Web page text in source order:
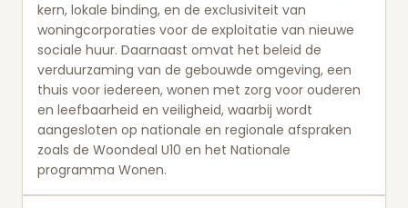
kern, lokale binding, en de exclusiviteit van
woningcorporaties voor de exploitatie van nieuwe
sociale huur. Daarnaast omvat het beleid de
verduurzaming van de gebouwde omgeving, een
thuis voor iedereen, wonen met zorg voor ouderen
en leefbaarheid en veiligheid, waarbij wordt
aangesloten op nationale en regionale afspraken
zoals de Woondeal U10 en het Nationale
programma Wonen.